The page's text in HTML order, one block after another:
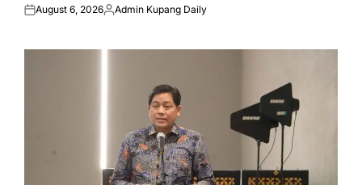
Posted
August 6, 2026Posted
Admin Kupang Daily